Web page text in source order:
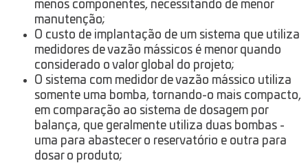
menos componentes, necessitando de menor
manutenção;
O custo de implantação de um sistema que utiliza
medidores de vazão mássicos é menor quando
considerado o valor global do projeto;
O sistema com medidor de vazão mássico utiliza
somente uma bomba, tornando-o mais compacto,
em comparação ao sistema de dosagem por
balança, que geralmente utiliza duas bombas -
uma para abastecer o reservatório e outra para
dosar o produto;